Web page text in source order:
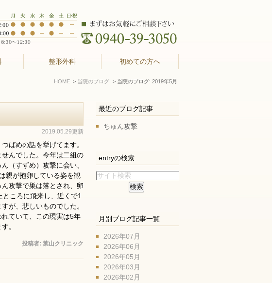
整形外科 初めての方へ
HOME 当院のブログ 当院のブログ: 2019年5月
2019.05.29更新
ばめの話を挙げてます。
んでした。今年は二組の
（すずめ）攻撃に会い、
親が抱卵している姿を観
攻撃で巣は落とされ、卵
ころに飛来し、近くで1
が、悲しいものでした。
ていて、この現実は5年
。
投稿者: 葉山クリニック
最近のブログ記事
ちゅん攻撃
entryの検索
月別ブログ記事一覧
2026年07月
2026年06月
2026年05月
2026年03月
2026年02月